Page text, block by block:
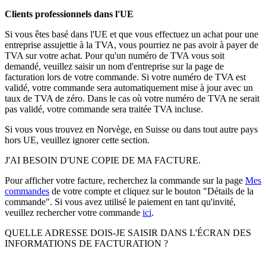
Clients professionnels dans l'UE
Si vous êtes basé dans l'UE et que vous effectuez un achat pour une
entreprise assujettie à la TVA, vous pourriez ne pas avoir à payer de
TVA sur votre achat. Pour qu'un numéro de TVA vous soit
demandé, veuillez saisir un nom d'entreprise sur la page de
facturation lors de votre commande. Si votre numéro de TVA est
validé, votre commande sera automatiquement mise à jour avec un
taux de TVA de zéro. Dans le cas où votre numéro de TVA ne serait
pas validé, votre commande sera traitée TVA incluse.
Si vous vous trouvez en Norvège, en Suisse ou dans tout autre pays
hors UE, veuillez ignorer cette section.
J'AI BESOIN D'UNE COPIE DE MA FACTURE.
Pour afficher votre facture, recherchez la commande sur la page Mes
commandes de votre compte et cliquez sur le bouton "Détails de la
commande". Si vous avez utilisé le paiement en tant qu'invité,
veuillez rechercher votre commande ici.
QUELLE ADRESSE DOIS-JE SAISIR DANS L'ÉCRAN DES
INFORMATIONS DE FACTURATION ?